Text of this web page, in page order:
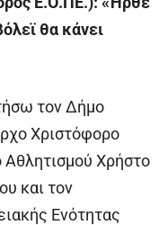
θα κάνει
τον Δήμο
Χριστόφορο
Αθλητισμού Χρήστο
και τον
Ενότητας